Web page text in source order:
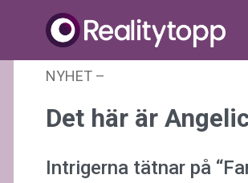
NYHET –
Det här är
Intrigerna tätnar på